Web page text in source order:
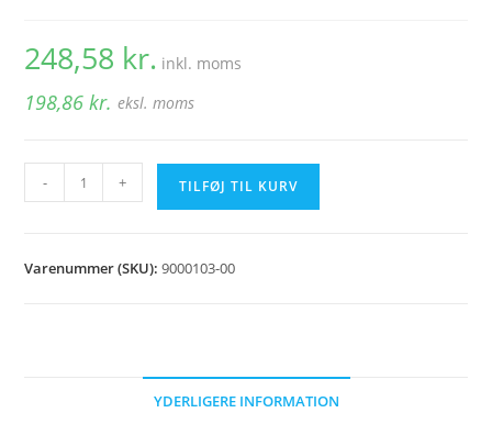
248,58 kr. inkl. moms
198,86kr. eksl. moms
grå
- + TILFØJ TIL KURV
Varenummer (SKU):9000103-00
YDERLIGERE INFORMATION